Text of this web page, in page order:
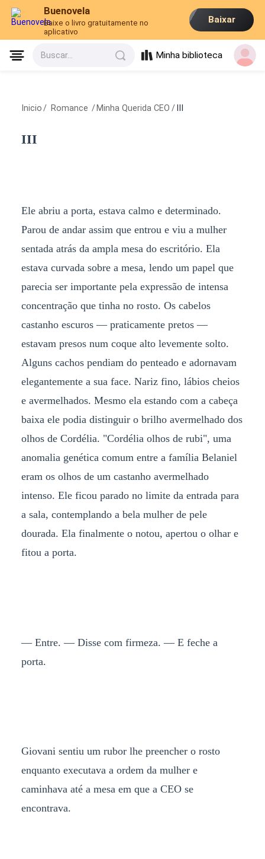
Buenovela
Baixe o livro gratuitamente no
aplicativo
Baixar
Buscar... Minha biblioteca
Inicio / Romance / Minha Querida CEO /
III
Ele abriu a porta, estava calmo e determinado.
Parou de andar assim que entrou e viu a mulher
sentada atrás da ampla mesa do escritório. Ela
estava curvada sobre a mesa, lendo um papel que
parecia ser importante pela expressão de intensa
concentração que tinha no rosto. Os cabelos
castanho escuros — praticamente pretos —
estavam presos num coque alto levemente solto.
Alguns cachos pendiam do penteado e adornavam
elegantemente a sua face. Nariz fino, lábios cheios
e avermelhados. Mesmo ela estando com a cabeça
baixa ele podia distinguir o brilho avermelhado dos
olhos de Cordélia. "Cordélia olhos de rubi", uma
anomalia genética comum entre a família Belaniel
eram os olhos de um castanho avermelhado
intenso. Ele ficou parado no limite da entrada para
a sala, contemplando a bela mulher de pele
dourada. Ela finalmente o notou, apertou o olhar e
fitou a porta.
— Entre. — Disse com firmeza. — E feche a
porta.
Giovani sentiu um rubor lhe preencher o rosto
enquanto executava a ordem da mulher e
caminhava até a mesa em que a CEO se
encontrava.